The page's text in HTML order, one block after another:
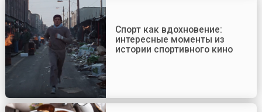
Спорт как вдохновение:
интересные моменты из
истории спортивного кино